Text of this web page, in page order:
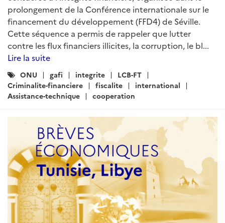
prolongement de la Conférence internationale sur le
financement du développement (FFD4) de Séville.
Cette séquence a permis de rappeler que lutter
contre les flux financiers illicites, la corruption, le bl...
Lire la suite
Catégories
:
ONU gafi integrite
LCB-FT
Criminalite-financiere
fiscalite
international
Assistance-technique
cooperation